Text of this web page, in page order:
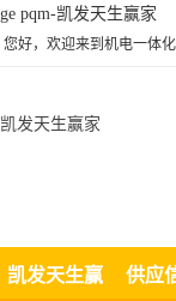
ge pqm-凯发天生赢家
您好，欢迎来到机电一体化
凯发天生赢家
凯发天生赢 供应